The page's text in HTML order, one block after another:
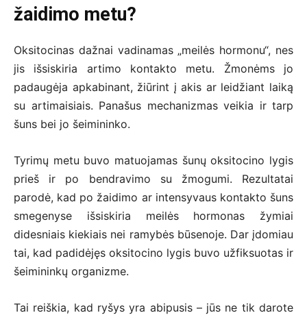
žaidimo metu?
Oksitocinas dažnai vadinamas „meilės hormonu“, nes
jis išsiskiria artimo kontakto metu. Žmonėms jo
padaugėja apkabinant, žiūrint į akis ar leidžiant laiką
su artimaisiais. Panašus mechanizmas veikia ir tarp
šuns bei jo šeimininko.
Tyrimų metu buvo matuojamas šunų oksitocino lygis
prieš ir po bendravimo su žmogumi. Rezultatai
parodė, kad po žaidimo ar intensyvaus kontakto šuns
smegenyse išsiskiria meilės hormonas žymiai
didesniais kiekiais nei ramybės būsenoje. Dar įdomiau
tai, kad padidėjęs oksitocino lygis buvo užfiksuotas ir
šeimininkų organizme.
Tai reiškia, kad ryšys yra abipusis – jūs ne tik darote